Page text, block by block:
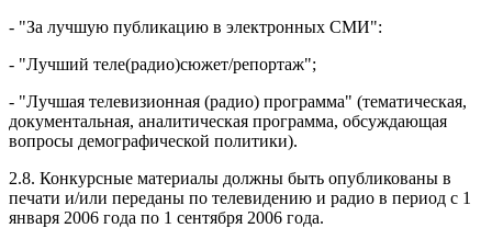
- "За лучшую публикацию в электронных СМИ":
- "Лучший теле(радио)сюжет/репортаж";
- "Лучшая телевизионная (радио) программа" (тематическая,
документальная, аналитическая программа, обсуждающая
вопросы демографической политики).
2.8. Конкурсные материалы должны быть опубликованы в
печати и/или переданы по телевидению и радио в период с 1
января 2006 года по 1 сентября 2006 года.